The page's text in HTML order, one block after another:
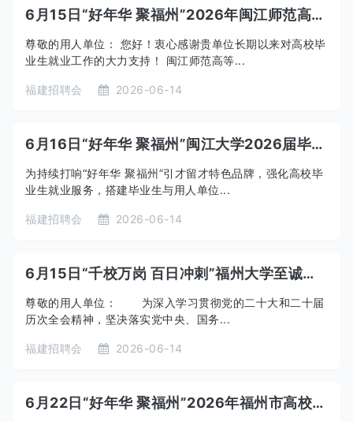
6月15日“好年华 聚福州”2026年闽江师范高等专科学校夏季校园招聘会
尊敬的用人单位： 您好！衷心感谢贵单位长期以来对高校毕
业生就业工作的大力支持！ 闽江师范高等...
福建招聘会 2026-06-14
6月16日“好年华 聚福州”闽江大学2026届毕业生就业暨2027届毕业生实习招聘会
为持续打响“好年华 聚福州”引才留才特色品牌，强化高校毕
业生就业服务，搭建毕业生与用人单位...
福建招聘会 2026-06-14
6月15日“千校万岗 百日冲刺”福州大学至诚学院2026届未就业毕业生、2027届实习生IT类专场招聘会
尊敬的用人单位： 为深入学习贯彻党的二十大和二十届
历次全会精神，坚决落实党中央、国务...
福建招聘会 2026-06-14
6月22日“好年华 聚福州”2026年福州市高校毕业生福建江夏学院“百日冲刺”专场招聘会